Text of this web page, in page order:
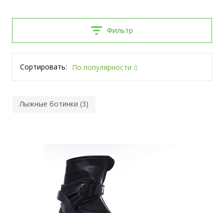
Фильтр
Сортировать: По популярности
Лыжные ботинки (3)